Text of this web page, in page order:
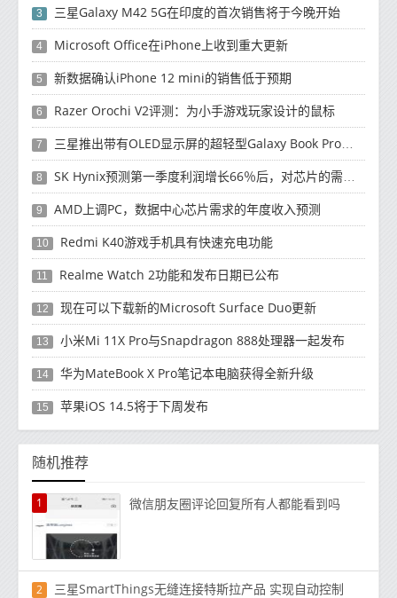
3 三星Galaxy M42 5G在印度的首次销售将于今晚开始
4 Microsoft Office在iPhone上收到重大更新
5 新数据确认iPhone 12 mini的销售低于预期
6 Razer Orochi V2评测：为小手游戏玩家设计的鼠标
7 三星推出带有OLED显示屏的超轻型Galaxy Book Pro和Galaxy Book Pro 360笔记本电脑
8 SK Hynix预测第一季度利润增长66％后，对芯片的需求将增强
9 AMD上调PC，数据中心芯片需求的年度收入预测
10 Redmi K40游戏手机具有快速充电功能
11 Realme Watch 2功能和发布日期已公布
12 现在可以下载新的Microsoft Surface Duo更新
13 小米Mi 11X Pro与Snapdragon 888处理器一起发布
14 华为MateBook X Pro笔记本电脑获得全新升级
15 苹果iOS 14.5将于下周发布
随机推荐
1 微信朋友圈评论回复所有人都能看到吗
2 三星SmartThings无缝连接特斯拉产品 实现自动控制